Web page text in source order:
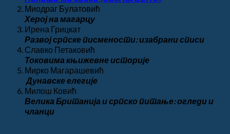
Миодраг Булатовић
Херој на магарцу
Ирена Грицкат
Развој српске писмености: изабрани списи
Славко Петаковић
Токовима књижевне историје
Мирко Магарашевић
Дунавске елегије
Милош Ковић
Велика Британија и српско питање: огледи и
чланци